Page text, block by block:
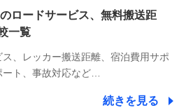
報
らに準ずる業務の遂行のため
ラウド並びに法人向けASPサー
ロードサービス、無料搬送距
一覧
、レッカー搬送距離、宿泊費用サポ
ート、事故対応など…
続きを見る